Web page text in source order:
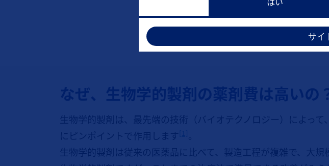
なぜ、生物学的製剤の薬剤費は高いの
生物学的製剤は、最先端の技術（バイオテクノロジー）によっ
にピンポイントで作用します
生物学的製剤は従来の医薬品に比べて、製造工程が複雑で、大
サイ